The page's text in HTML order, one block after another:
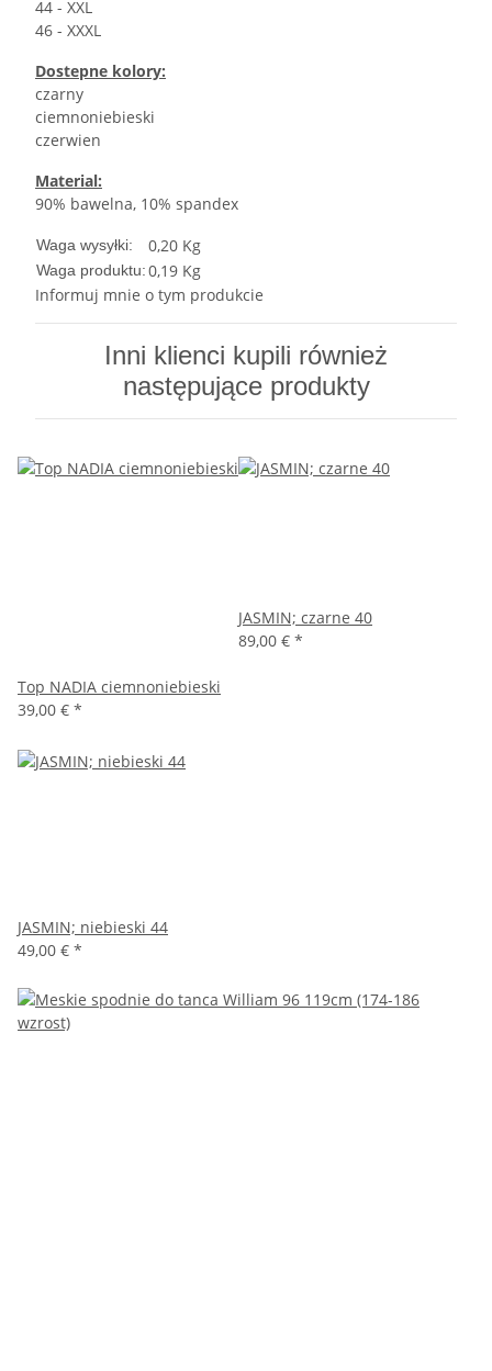
44 - XXL
46 - XXXL
Dostepne kolory:
czarny
ciemnoniebieski
czerwien
Material:
90% bawelna, 10% spandex
Waga wysyłki: 0,20 Kg
Waga produktu:0,19 Kg
Informuj mnie o tym produkcie
Inni klienci kupili również
następujące produkty
Top NADIA ciemnoniebieski
39,00 € *
JASMIN; czarne 40
89,00 € *
JASMIN; niebieski 44
49,00 € *